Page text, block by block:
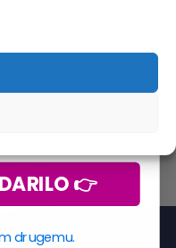
👉
drugemu.